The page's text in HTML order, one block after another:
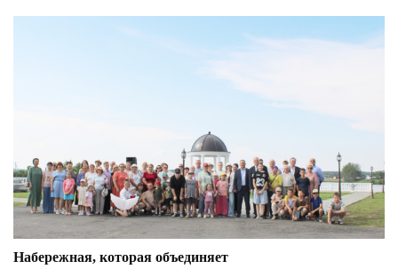
Набережная, которая объединяет